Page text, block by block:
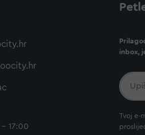
17:00
inbox,
Tvoj e-